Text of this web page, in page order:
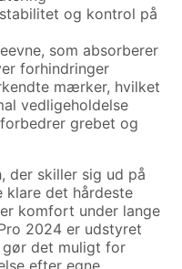
og kontrol på
som absorberer
forhindringer
mærker, hvilket
vedligeholdelse
grebet og
der skiller sig ud på
klare det hårdeste
komfort under lange
2024 er udstyret
gør det muligt for
efter egne